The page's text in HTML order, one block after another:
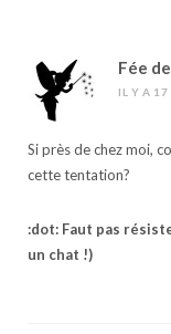
Fée
IL Y A 17
Si près de chez moi,
cette tentation?
:dot: Faut pas
un chat !)